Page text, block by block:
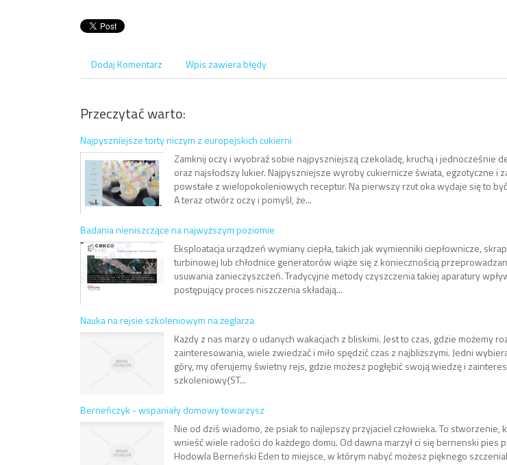
Dodaj Komentarz Wpis zawiera błędy
Przeczytać warto:
Najpyszniejsze torty niczym z europejskich cukierni
Zamknij oczy i wyobraź sobie najpyszniejszą czekoladę, kruchą i jednocześnie
oraz najsłodszy lukier. Najpyszniejsze wyroby cukiernicze świata, egzotyczne i
powstałe z wielopokoleniowych receptur. Na pierwszy rzut oka wydaje się to
A teraz otwórz oczy i pomyśl, że...
Badania nieniszczące na najwyższym poziomie
Eksploatacja urządzeń wymiany ciepła, takich jak wymienniki ciepłownicze,
turbinowej lub chłodnice generatorów wiąże się z koniecznością
usuwania zanieczyszczeń. Tradycyjne metody czyszczenia takiej aparatury
postępujący proces niszczenia składają...
Nauka na rejsie szkoleniowym na żeglarza
Każdy z nas marzy o udanych wakacjach z bliskimi. Jest to czas, gdzie możemy
zainteresowania, wiele zwiedzać i miło spędzić czas z najbliższymi. Jedni
góry, my oferujemy świetny rejs, gdzie możesz pogłębić swoją wiedzę i
szkoleniowy{ST...
Berneńczyk - wspaniały domowy towarzysz
Nie od dziś wiadomo, że psiak to najlepszy przyjaciel człowieka. To stworzenie,
wnieść wiele radości do każdego domu. Od dawna marzył ci się bernenski pies
Hodowla Berneński Eden to miejsce, w którym nabyć możesz pięknego